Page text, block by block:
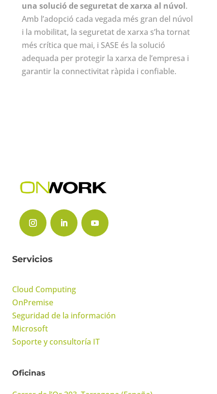
una solució de seguretat de xarxa al núvol.
Amb l’adopció cada vegada més gran del núvol
i la mobilitat, la seguretat de xarxa s’ha tornat
més crítica que mai, i SASE és la solució
adequada per protegir la xarxa de l’empresa i
garantir la connectivitat ràpida i confiable.
Servicios
Cloud Computing
OnPremise
Seguridad de la información
Microsoft
Soporte y consultoría IT
Oficinas